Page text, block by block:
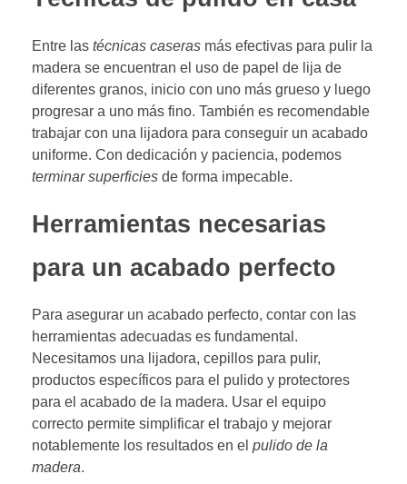
Entre las técnicas caseras más efectivas para pulir la
madera se encuentran el uso de papel de lija de
diferentes granos, inicio con uno más grueso y luego
progresar a uno más fino. También es recomendable
trabajar con una lijadora para conseguir un acabado
uniforme. Con dedicación y paciencia, podemos
terminar superficies de forma impecable.
Herramientas necesarias
para un acabado perfecto
Para asegurar un acabado perfecto, contar con las
herramientas adecuadas es fundamental.
Necesitamos una lijadora, cepillos para pulir,
productos específicos para el pulido y protectores
para el acabado de la madera. Usar el equipo
correcto permite simplificar el trabajo y mejorar
notablemente los resultados en el pulido de la
madera.